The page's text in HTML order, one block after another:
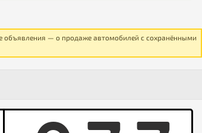
объявления — о продаже автомобилей с сохранёнными